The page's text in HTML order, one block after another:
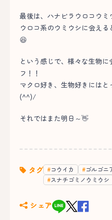
最後は、ハナビラウロコウミ
ウロコ系のウミウシに会え
😆
という感じで、様々な生物
フ！！
マクロ好き、生物好きには
(^^)/
それではまた明日～👋
タグ コウイカ
ゴルゴニ
スナチゴミノウミウシ
シェア